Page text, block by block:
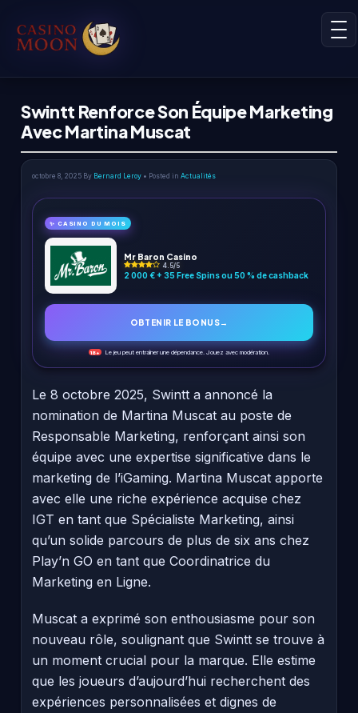
Swintt Renforce Son Équipe Marketing
Avec Martina Muscat
octobre 8, 2025 By Bernard Leroy • Posted in Actualités
✨ CASINO DU MOIS
Mr Baron Casino
4.5/5
2 000 € + 35 Free Spins ou 50 % de cashback
OBTENIR LE BONUS→
18+ Le jeu peut entraîner une dépendance. Jouez avec modération.
Le 8 octobre 2025, Swintt a annoncé la
nomination de Martina Muscat au poste de
Responsable Marketing, renforçant ainsi son
équipe avec une expertise significative dans le
marketing de l’iGaming. Martina Muscat apporte
avec elle une riche expérience acquise chez
IGT en tant que Spécialiste Marketing, ainsi
qu’un solide parcours de plus de six ans chez
Play’n GO en tant que Coordinatrice du
Marketing en Ligne.
Muscat a exprimé son enthousiasme pour son
nouveau rôle, soulignant que Swintt se trouve à
un moment crucial pour la marque. Elle estime
que les joueurs d’aujourd’hui recherchent des
expériences personnalisées et dignes de